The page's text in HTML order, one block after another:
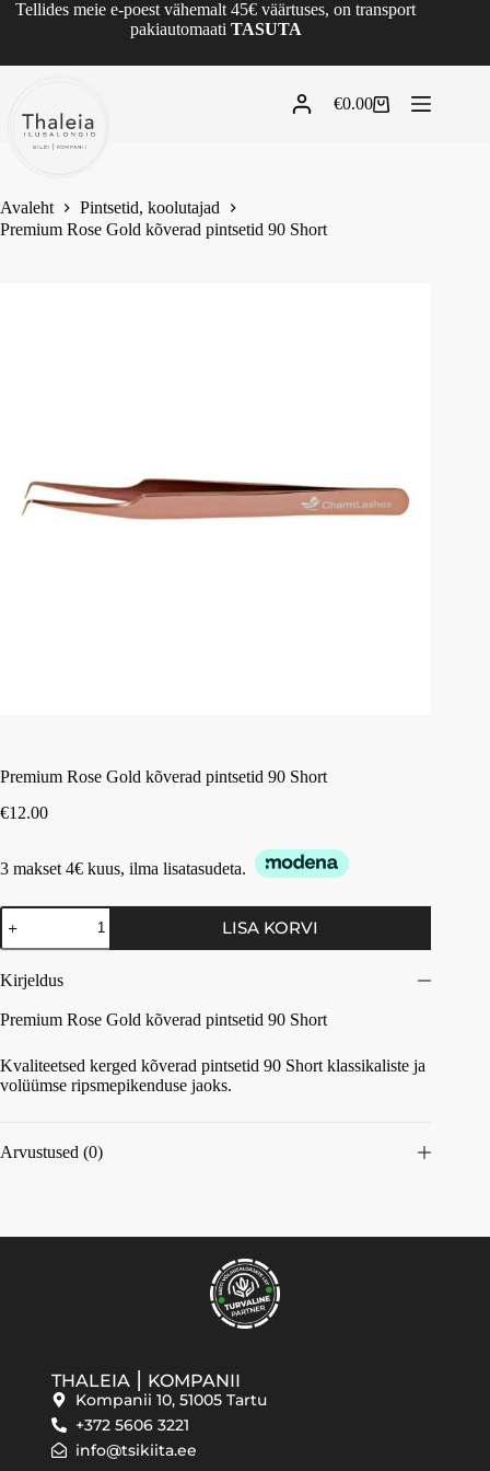
Tellides meie e-poest vähemalt 45€ väärtuses, on transport
pakiautomaati TASUTA
€0.00
Avaleht
Pintsetid, koolutajad
Premium Rose Gold kõverad pintsetid 90 Short
Premium Rose Gold kõverad pintsetid 90 Short
€12.00
3 makset 4€ kuus, ilma lisatasudeta.
LISA KORVI
Kirjeldus
Premium Rose Gold kõverad pintsetid 90 Short
Kvaliteetsed kerged kõverad pintsetid 90 Short klassikaliste ja
volüümse ripsmepikenduse jaoks.
Arvustused (0)
THALEIA ⎮ KOMPANII
Kompanii 10, 51005 Tartu
+372 5606 3221
info@tsikiita.ee